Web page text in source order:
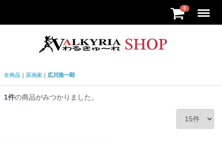
0
全商品 原画家 広川浩一郎
1件の商品がみつかりました。